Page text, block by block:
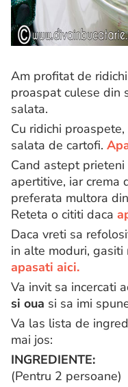
Am profitat de
proaspat culese din
salata.
Cu ridichi
salata de cartofi.
Cand astept
apertitive, iar crema
preferata multora
Reteta o cititi daca
Daca vreti sa
in alte moduri,
apasati aici.
Va invit sa incercati
si oua si sa imi
Va las lista de
mai jos:
INGREDIENTE:
(Pentru 2 persoane)